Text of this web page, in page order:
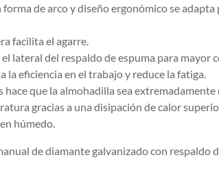
de arco y diseño ergonómico se
facilita el agarre.
lateral del respaldo de espuma para mayor
la eficiencia en el trabajo y reduce la fatiga.
hace que la almohadilla sea
gracias a una disipación de calor
húmedo.
de diamante galvanizado con respaldo